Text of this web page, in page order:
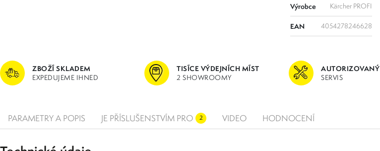
Výrobce Kärcher PROFI
EAN 4054278246628
ZBOŽÍ SKLADEM
EXPEDUJEME IHNED
TISÍCE VÝDEJNÍCH MÍST
2 SHOWROOMY
AUTORIZOVANÝ
SERVIS
PARAMETRY A POPIS JE PŘÍSLUŠENSTVÍM PRO 2 VIDEO HODNOCENÍ